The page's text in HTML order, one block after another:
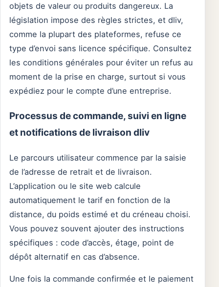
objets de valeur ou produits dangereux. La
législation impose des règles strictes, et dliv,
comme la plupart des plateformes, refuse ce
type d’envoi sans licence spécifique. Consultez
les conditions générales pour éviter un refus au
moment de la prise en charge, surtout si vous
expédiez pour le compte d’une entreprise.
Processus de commande, suivi en ligne
et notifications de livraison dliv
Le parcours utilisateur commence par la saisie
de l’adresse de retrait et de livraison.
L’application ou le site web calcule
automatiquement le tarif en fonction de la
distance, du poids estimé et du créneau choisi.
Vous pouvez souvent ajouter des instructions
spécifiques : code d’accès, étage, point de
dépôt alternatif en cas d’absence.
Une fois la commande confirmée et le paiement